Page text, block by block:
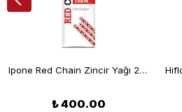
Ipone Red Chain Zincir Yağı 250 Ml
₺ 400.00